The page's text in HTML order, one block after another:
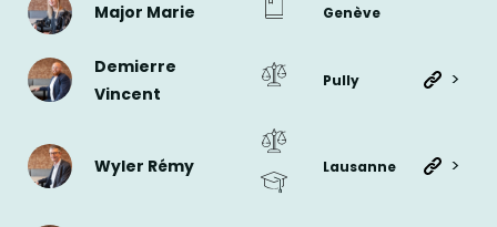
Major Marie Genève
Demierre
Vincent
Pully >
Wyler Rémy Lausanne >